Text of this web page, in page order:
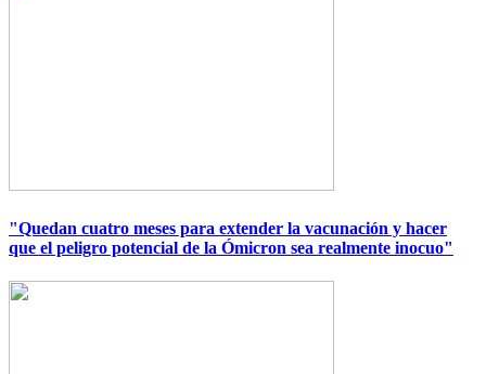
"Quedan cuatro meses para extender la vacunación y hacer
que el peligro potencial de la Ómicron sea realmente inocuo"
Imagen